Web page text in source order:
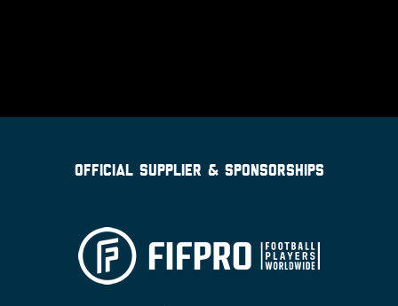
OFFICIAL SUPPLIER & SPONSORSHIPS